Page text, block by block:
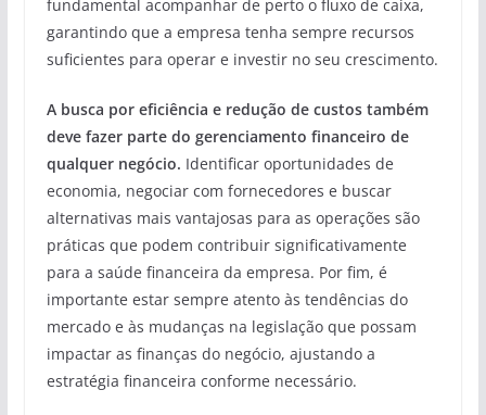
fundamental acompanhar de perto o fluxo de caixa,
garantindo que a empresa tenha sempre recursos
suficientes para operar e investir no seu crescimento.
A busca por eficiência e redução de custos também
deve fazer parte do gerenciamento financeiro de
qualquer negócio. Identificar oportunidades de
economia, negociar com fornecedores e buscar
alternativas mais vantajosas para as operações são
práticas que podem contribuir significativamente
para a saúde financeira da empresa. Por fim, é
importante estar sempre atento às tendências do
mercado e às mudanças na legislação que possam
impactar as finanças do negócio, ajustando a
estratégia financeira conforme necessário.